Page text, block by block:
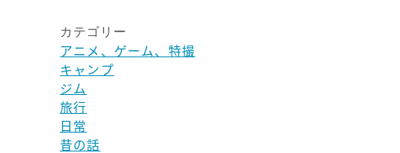
カテゴリー
アニメ、ゲーム、特撮
キャンプ
ジム
旅行
日常
昔の話